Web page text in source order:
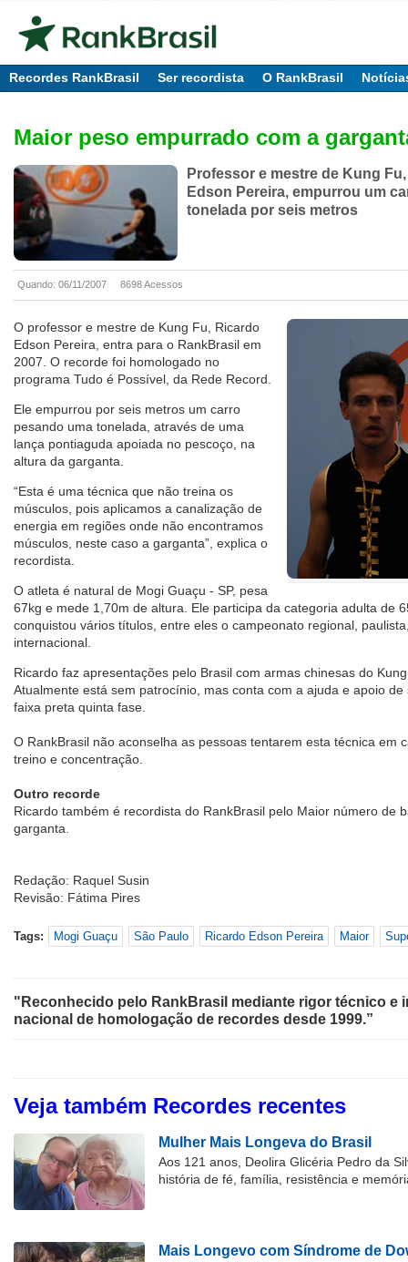
Recordes RankBrasil Ser recordista O RankBrasil
Maior peso empurrado com a
Professor e mestre de Kung
Edson Pereira, empurrou um
tonelada por seis metros
Quando: 06/11/2007 8698 Acessos
O professor e mestre de Kung Fu, Ricardo
Edson Pereira, entra para o RankBrasil em
2007. O recorde foi homologado no
programa Tudo é Possível, da Rede Record.
Ele empurrou por seis metros um carro
pesando uma tonelada, através de uma
lança pontiaguda apoiada no pescoço, na
altura da garganta.
“Esta é uma técnica que não treina os
músculos, pois aplicamos a canalização de
energia em regiões onde não encontramos
músculos, neste caso a garganta”, explica o
recordista.
O atleta é natural de Mogi Guaçu - SP, pesa
67kg e mede 1,70m de altura. Ele participa da categoria adulta de
conquistou vários títulos, entre eles o campeonato regional,
internacional.
Ricardo faz apresentações pelo Brasil com armas chinesas do
Atualmente está sem patrocínio, mas conta com a ajuda e apoio
faixa preta quinta fase.
O RankBrasil não aconselha as pessoas tentarem esta técnica em
treino e concentração.
Outro recorde
Ricardo também é recordista do RankBrasil pelo Maior número de
garganta.
Redação: Raquel Susin
Revisão: Fátima Pires
Tags: Mogi Guaçu São Paulo Ricardo Edson Pereira Maior
"Reconhecido pelo RankBrasil mediante rigor técnico e
nacional de homologação de recordes desde 1999.”
Veja também Recordes recentes
Mulher Mais Longeva do Brasil
Aos 121 anos, Deolira Glicéria Pedro da
história de fé, família, resistência e
Mais Longevo com Síndrome de